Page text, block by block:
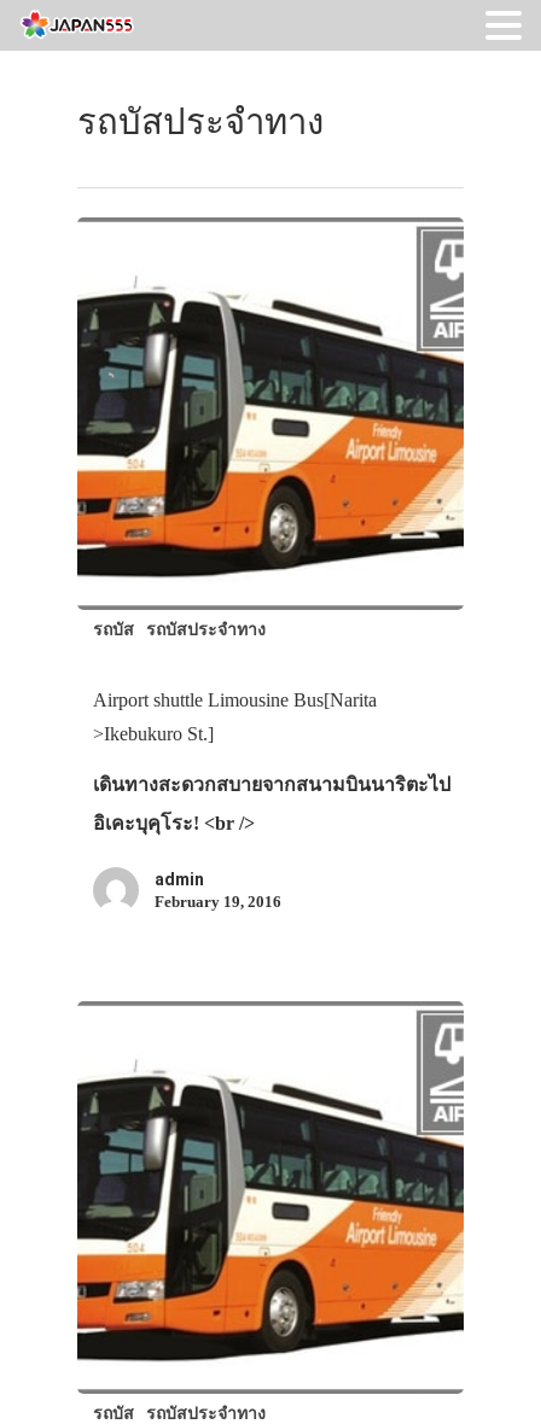
รถบัสประจำทาง
รถบัส รถบัสประจำทาง
Airport shuttle Limousine Bus[Narita
>Ikebukuro St.]
เดินทางสะดวกสบายจากสนามบินนาริตะไป
อิเคะบุคุโระ! <br />
admin
February 19, 2016
รถบัส รถบัสประจำทาง